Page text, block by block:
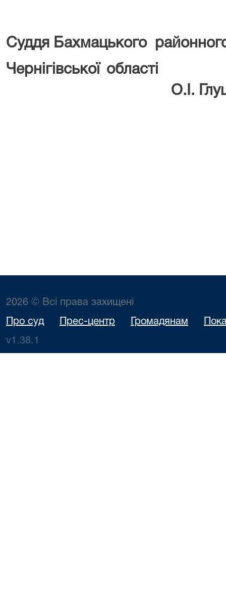
Суддя Бахмацького
О.І.
2026 © Всі права захищені
Про суд Прес-центр Громадянам
v1.38.1